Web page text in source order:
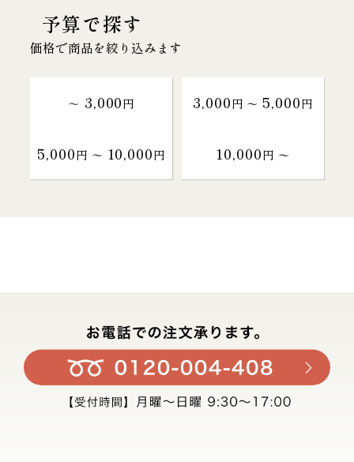
予算で探す
価格で商品を絞り込みます
～ 3,000円 3,000円 〜 5,000円
5,000円 〜 10,000円 10,000円 〜